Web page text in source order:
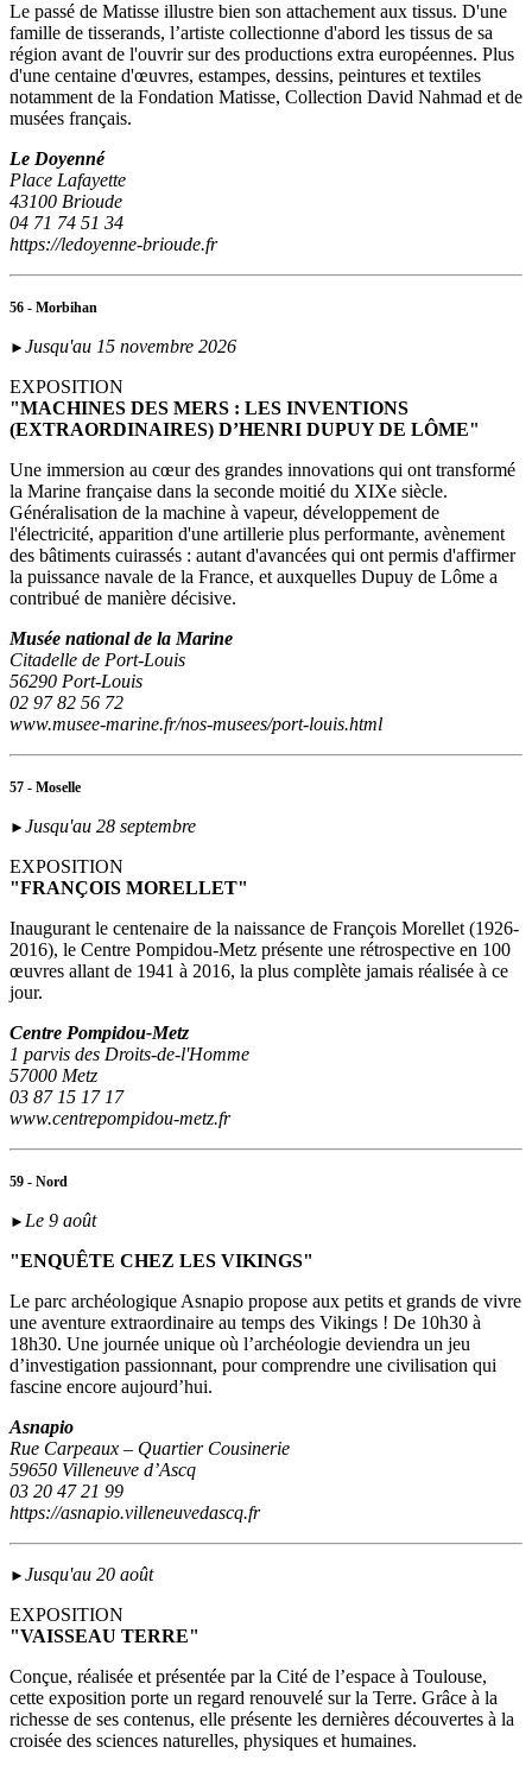
Le passé de Matisse illustre bien son attachement aux tissus. D'une
famille de tisserands, l’artiste collectionne d'abord les tissus de sa
région avant de l'ouvrir sur des productions extra européennes. Plus
d'une centaine d'œuvres, estampes, dessins, peintures et textiles
notamment de la Fondation Matisse, Collection David Nahmad et de
musées français.
Le Doyenné
Place Lafayette
43100 Brioude
04 71 74 51 34
https://ledoyenne-brioude.fr
56 - Morbihan
► Jusqu'au 15 novembre 2026
EXPOSITION
"MACHINES DES MERS : LES INVENTIONS
(EXTRAORDINAIRES) D’HENRI DUPUY DE LÔME"
Une immersion au cœur des grandes innovations qui ont transformé
la Marine française dans la seconde moitié du XIXe siècle.
Généralisation de la machine à vapeur, développement de
l'électricité, apparition d'une artillerie plus performante, avènement
des bâtiments cuirassés : autant d'avancées qui ont permis d'affirmer
la puissance navale de la France, et auxquelles Dupuy de Lôme a
contribué de manière décisive.
Musée national de la Marine
Citadelle de Port-Louis
56290 Port-Louis
02 97 82 56 72
www.musee-marine.fr/nos-musees/port-louis.html
57 - Moselle
► Jusqu'au 28 septembre
EXPOSITION
"FRANÇOIS MORELLET"
Inaugurant le centenaire de la naissance de François Morellet (1926-
2016), le Centre Pompidou-Metz présente une rétrospective en 100
œuvres allant de 1941 à 2016, la plus complète jamais réalisée à ce
jour.
Centre Pompidou-Metz
1 parvis des Droits-de-l'Homme
57000 Metz
03 87 15 17 17
www.centrepompidou-metz.fr
59 - Nord
► Le 9 août
"ENQUÊTE CHEZ LES VIKINGS"
Le parc archéologique Asnapio propose aux petits et grands de vivre
une aventure extraordinaire au temps des Vikings ! De 10h30 à
18h30. Une journée unique où l’archéologie deviendra un jeu
d’investigation passionnant, pour comprendre une civilisation qui
fascine encore aujourd’hui.
Asnapio
Rue Carpeaux – Quartier Cousinerie
59650 Villeneuve d’Ascq
03 20 47 21 99
https://asnapio.villeneuvedascq.fr
► Jusqu'au 20 août
EXPOSITION
"VAISSEAU TERRE"
Conçue, réalisée et présentée par la Cité de l’espace à Toulouse,
cette exposition porte un regard renouvelé sur la Terre. Grâce à la
richesse de ses contenus, elle présente les dernières découvertes à la
croisée des sciences naturelles, physiques et humaines.